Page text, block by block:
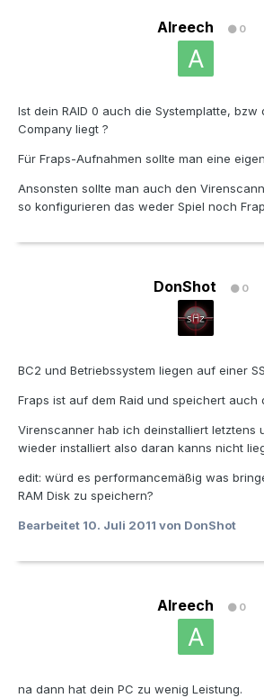
Alreech 0
Ist dein RAID 0 auch die Systemplatte, bzw
Company liegt ?
Für Fraps-Aufnahmen sollte man eine
Ansonsten sollte man auch den
so konfigurieren das weder Spiel noch
DonShot 0
BC2 und Betriebssystem liegen auf einer
Fraps ist auf dem Raid und speichert auch
Virenscanner hab ich deinstalliert letztens
wieder installiert also daran kanns nicht
edit: würd es performancemäßig was
RAM Disk zu speichern?
Bearbeitet 10. Juli 2011 von DonShot
Alreech 0
na dann hat dein PC zu wenig Leistung.